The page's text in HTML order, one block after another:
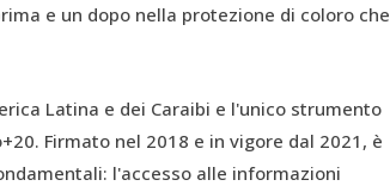
e un dopo nella protezione di coloro che
Latina e dei Caraibi e l'unico strumento
Firmato nel 2018 e in vigore dal 2021, è
l'accesso alle informazioni